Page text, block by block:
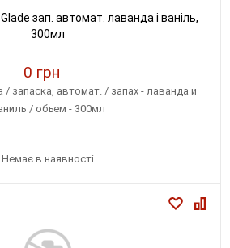
зап. автомат. лаванда і ваніль,
300мл
0 грн
/ запаска, автомат. / запах - лаванда и
/ объем - 300мл
Немає в наявності